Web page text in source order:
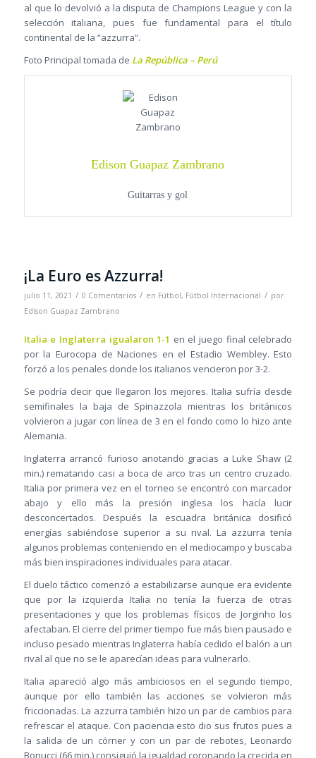
al que lo devolvió a la disputa de Champions League y con la
selección italiana, pues fue fundamental para el título
continental de la “azzurra”.
Foto Principal tomada de La República – Perú
Edison Guapaz Zambrano
Guitarras y gol
¡La Euro es Azzurra!
julio 11, 2021 / 0 Comentarios / en Fútbol, Fútbol Internacional / por
Edison Guapaz Zambrano
Italia e Inglaterra igualaron 1-1 en el juego final celebrado
por la Eurocopa de Naciones en el Estadio Wembley. Esto
forzó a los penales donde los italianos vencieron por 3-2.
Se podría decir que llegaron los mejores. Italia sufría desde
semifinales la baja de Spinazzola mientras los británicos
volvieron a jugar con línea de 3 en el fondo como lo hizo ante
Alemania.
Inglaterra arrancó furioso anotando gracias a Luke Shaw (2
min.) rematando casi a boca de arco tras un centro cruzado.
Italia por primera vez en el torneo se encontró con marcador
abajo y ello más la presión inglesa los hacía lucir
desconcertados. Después la escuadra británica dosificó
energías sabiéndose superior a su rival. La azzurra tenía
algunos problemas conteniendo en el mediocampo y buscaba
más bien inspiraciones individuales para atacar.
El duelo táctico comenzó a estabilizarse aunque era evidente
que por la izquierda Italia no tenía la fuerza de otras
presentaciones y que los problemas físicos de Jorginho los
afectaban. El cierre del primer tiempo fue más bien pausado e
incluso pesado mientras Inglaterra había cedido el balón a un
rival al que no se le aparecían ideas para vulnerarlo.
Italia apareció algo más ambiciosos en el segundo tiempo,
aunque por ello también las acciones se volvieron más
friccionadas. La azzurra también hizo un par de cambios para
refrescar el ataque. Con paciencia esto dio sus frutos pues a
la salida de un córner y con un par de rebotes, Leonardo
Bonucci (66 min.) consiguió la igualdad coronando la crecida en